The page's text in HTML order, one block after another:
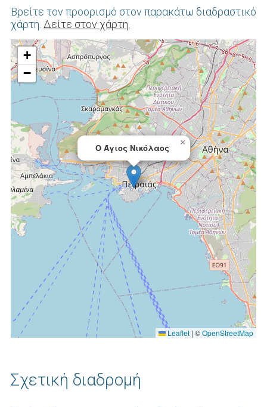
Βρείτε τον προορισμό στον παρακάτω διαδραστικό
χάρτη. Δείτε στον χάρτη.
Ο Άγιος Νικόλαος ×
+
−
Leaflet | ©OpenStreetMap
Σχετική διαδρομή